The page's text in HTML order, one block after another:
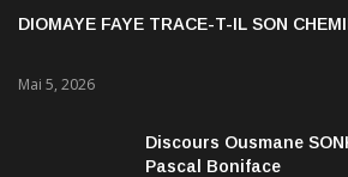
DIOMAYE FAYE TRACE-T-IL SON
Mai 5, 2026
Discours Ousmane
Pascal Boniface